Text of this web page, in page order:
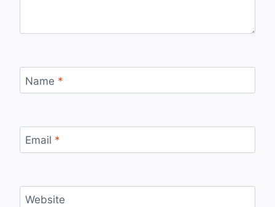
Name *
Email *
Website